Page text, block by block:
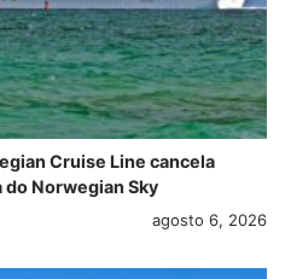
Cruise Line cancela
Norwegian Sky
agosto 6, 2026